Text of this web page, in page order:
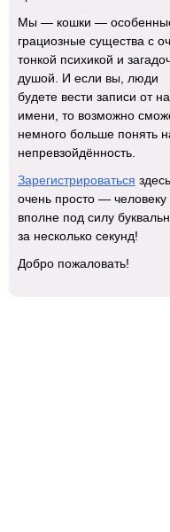
Мы — кошки —
грациозные существа с
тонкой психикой и
душой. И если вы, люди
будете вести записи от
имени, то возможно
немного больше понять
непревзойдённость.
Зарегистрироваться здесь
очень просто — человеку
вполне под силу
за несколько секунд!
Добро пожаловать!